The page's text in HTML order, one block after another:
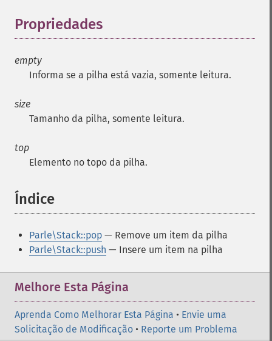
Propriedades
empty
Informa se a pilha está vazia, somente leitura.
size
Tamanho da pilha, somente leitura.
top
Elemento no topo da pilha.
Índice
Parle\Stack::pop — Remove um item da pilha
Parle\Stack::push — Insere um item na pilha
Melhore Esta Página
Aprenda Como Melhorar Esta Página • Envie uma
Solicitação de Modificação • Reporte um Problema